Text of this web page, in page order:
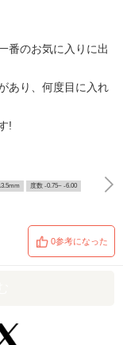
番のお気に入りに出
あり、何度目に入れ
!
度数 -0.75~ -6.00
0参考になった